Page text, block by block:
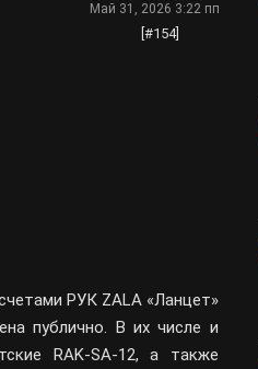
Май 31, 2026 3:22 пп
[#154]
РУК ZALA «Ланцет»
публично. В их числе и
RAK-SA-12, а также